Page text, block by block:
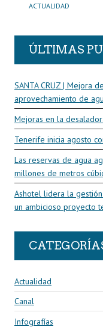
ACTUALIDAD
ÚLTIMAS
SANTA CRUZ | Mejora
aprovechamiento de
Mejoras en la
Tenerife inicia agosto
Las reservas de agua
millones de metros
Ashotel lidera la
un ambicioso proyecto
Actualidad
Canal
Infografías